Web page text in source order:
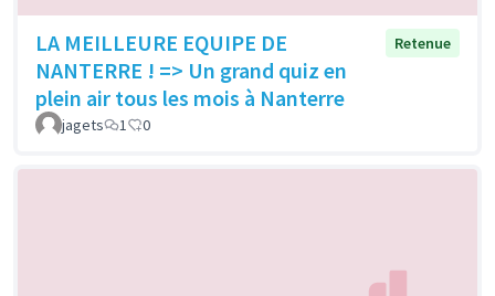
LA MEILLEURE EQUIPE DE
NANTERRE ! => Un grand quiz en
plein air tous les mois à Nanterre
Retenue
jagets 1 0